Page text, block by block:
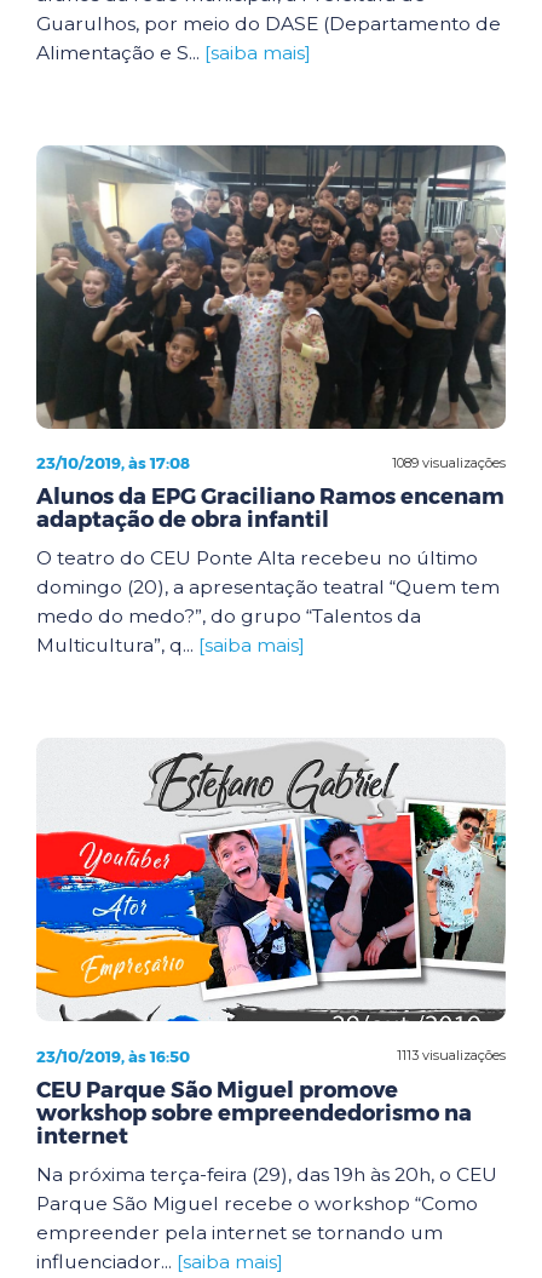
Guarulhos, por meio do DASE (Departamento de
Alimentação e S... [saiba mais]
1089 visualizações
23/10/2019, às 17:08
Alunos da EPG Graciliano Ramos encenam
adaptação de obra infantil
O teatro do CEU Ponte Alta recebeu no último
domingo (20), a apresentação teatral “Quem tem
medo do medo?”, do grupo “Talentos da
Multicultura”, q... [saiba mais]
1113 visualizações
23/10/2019, às 16:50
CEU Parque São Miguel promove
workshop sobre empreendedorismo na
internet
Na próxima terça-feira (29), das 19h às 20h, o CEU
Parque São Miguel recebe o workshop “Como
empreender pela internet se tornando um
influenciador... [saiba mais]